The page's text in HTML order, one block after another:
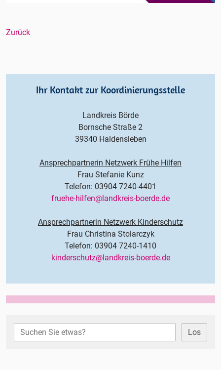
Zurück
Ihr Kontakt zur Koordinierungsstelle
Landkreis Börde
Bornsche Straße 2
39340 Haldensleben
Ansprechpartnerin Netzwerk Frühe Hilfen
Frau Stefanie Kunz
Telefon: 03904 7240-4401
fruehe-hilfen@landkreis-boerde.de
Ansprechpartnerin Netzwerk Kinderschutz
Frau Christina Stolarczyk
Telefon: 03904 7240-1410
kinderschutz@landkreis-boerde.de
Los